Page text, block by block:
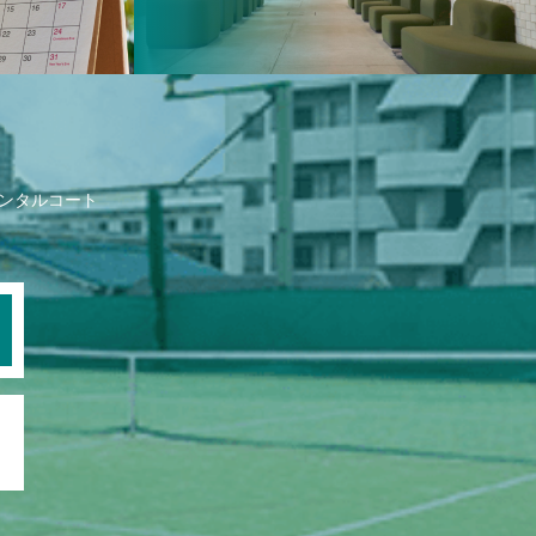
タルコート